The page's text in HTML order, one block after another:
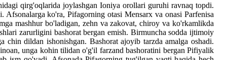
qirg'oqlarida joylashgan Ioniya orollari guruhi ravnaq topdi.
ko'ra, Pifagorning otasi Mensarx va onasi Parfenisa
mashhur bo'ladigan, zehn va zakovat, chiroy va ko'rkamlikda
zarurligini bashorat bergan emish. Birmuncha sodda ijtimoiy
dildan ishonishgan. Bashorat ajoyib tarzda amalga oshadi.
unga kohin tilidan o'g'il farzand bashoratini bergan Pifiyalik